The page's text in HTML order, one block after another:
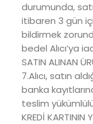
durumunda,
itibaren 3 gün
bildirmek
bedel Alıcı’ya
SATIN ALINAN
7.Alıcı, satın
banka
teslim
KREDİ KARTININ